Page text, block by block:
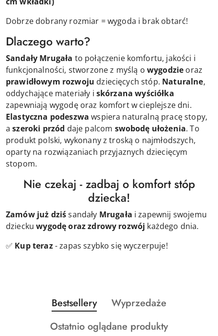
Dobrze dobrany rozmiar = wygoda i brak obtarć!
Dlaczego warto?
Sandały Mrugała to połączenie komfortu, jakości i
funkcjonalności, stworzone z myślą o wygodzie oraz
prawidłowym rozwoju dziecięcych stóp. Naturalne,
oddychające materiały i skórzana wyściółka
zapewniają wygodę oraz komfort w cieplejsze dni.
Elastyczna podeszwa wspiera naturalną pracę stopy,
aszeroki przód daje palcom swobodę ułożenia. To
produkt polski, wykonany z troską o najmłodszych,
oparty na rozwiązaniach przyjaznych dziecięcym
stopom.
Nie czekaj - zadbaj o komfort stóp
dziecka!
Zamów już dziśsandały Mrugała i zapewnij swojemu
dzieckuwygodę oraz zdrowy rozwój każdego dnia.
✅ Kup teraz- zapas szybko się wyczerpuje!
Pomiń karuzelę produktów
Produkty
o
statusie:
Bestsellery
Produkty
statusie:
Wyprzedaże
Produkty
Ostatnio oglądane produkty